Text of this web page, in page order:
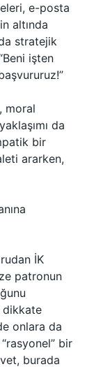
e-posta
altında
stratejik
işten
moral
da
bir
ararken,
İK
patronun
dikkate
onlara da
bir
burada